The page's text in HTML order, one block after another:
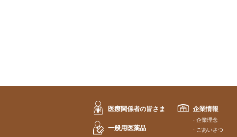
医療関係者の皆さま
一般用医薬品
企業情報
企業理念
ごあいさつ